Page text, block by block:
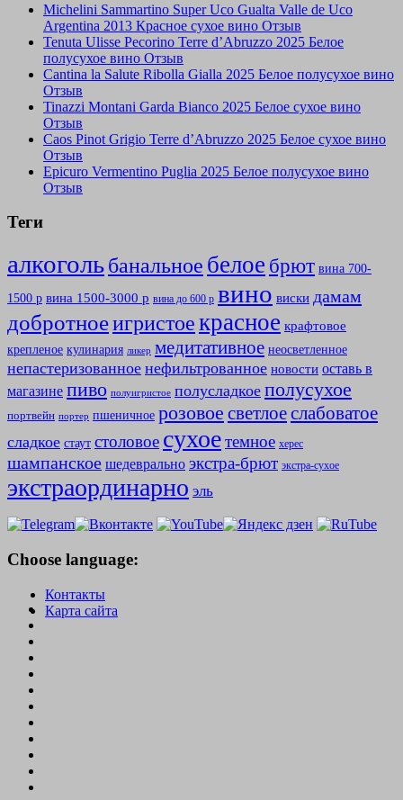
Michelini Sammartino Super Uco Gualta Valle de Uco
Argentina 2013 Красное сухое вино Отзыв
Tenuta Ulisse Pecorino Terre d’Abruzzo 2025 Белое
полусухое вино Отзыв
Cantina la Salute Ribolla Gialla 2025 Белое полусухое вино
Отзыв
Tinazzi Montani Garda Bianco 2025 Белое сухое вино
Отзыв
Caos Pinot Grigio Terre d’Abruzzo 2025 Белое сухое вино
Отзыв
Epicuro Vermentino Puglia 2025 Белое полусухое вино
Отзыв
Теги
алкогольбанальное белое брют вина 700-
1500 р вина 1500-3000 р вина до 600 р вино виски дамам
добротноеигристоекрасное крафтовое
крепленое кулинария ликер медитативное неосветленное
непастеризованное нефильтрованное новости оставь в
магазине пиво полуигристое полусладкое полусухое
портвейн портер пшеничное розовое светлоеслабоватое
сладкое стаут столовое сухоетемное херес
шампанское шедеврально экстра-брют экстра-сухое
экстраординарно эль
Choose language:
Контакты
Карта сайта